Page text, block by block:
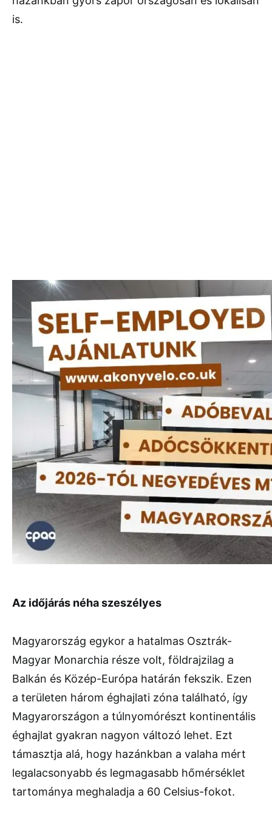
is.
Az időjárás néha szeszélyes
Magyarország egykor a hatalmas Osztrák-
Magyar Monarchia része volt, földrajzilag a
Balkán és Közép-Európa határán fekszik. Ezen
a területen három éghajlati zóna található, így
Magyarországon a túlnyomórészt kontinentális
éghajlat gyakran nagyon változó lehet. Ezt
támasztja alá, hogy hazánkban a valaha mért
legalacsonyabb és legmagasabb hőmérséklet
tartománya meghaladja a 60 Celsius-fokot.